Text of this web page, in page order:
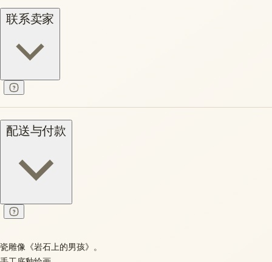
联系卖家
配送与付款
瓷雕像《岩石上的男孩》。